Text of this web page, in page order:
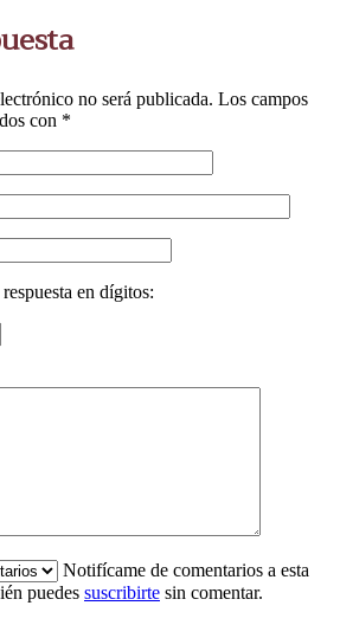
no será publicada. Los campos
con *
en dígitos:
Notifícame de comentarios a esta
puedes suscribirte sin comentar.